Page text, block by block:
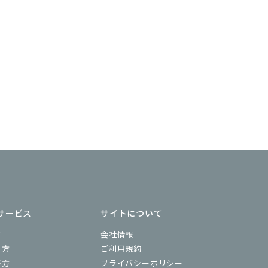
ービス サイトについて
会社情報
ご利用規約
プライバシーポリシー